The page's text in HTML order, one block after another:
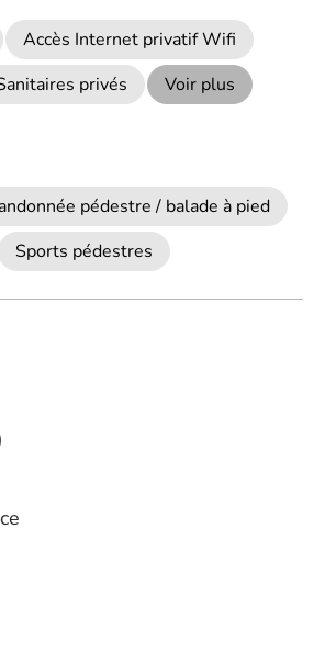
Accès Internet privatif Wifi
privés Voir plus
pédestre / balade à pied
Sports pédestres